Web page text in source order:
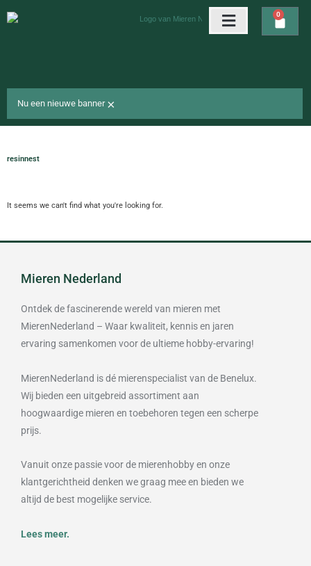
naar
0
Nu een nieuwe banner ×
resinnest
It seems we can't find what you're looking for.
Mieren Nederland
Ontdek de fascinerende wereld van mieren met
MierenNederland – Waar kwaliteit, kennis en jaren
ervaring samenkomen voor de ultieme hobby-ervaring!
MierenNederland is dé mierenspecialist van de Benelux.
Wij bieden een uitgebreid assortiment aan
hoogwaardige mieren en toebehoren tegen een scherpe
prijs.
Vanuit onze passie voor de mierenhobby en onze
klantgerichtheid denken we graag mee en bieden we
altijd de best mogelijke service.
Lees meer.